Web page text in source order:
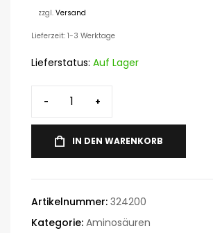
zzgl. Versand
Lieferzeit: 1-3 Werktage
Lieferstatus: Auf Lager
- +
IN DEN WARENKORB
Artikelnummer: 324200
Kategorie: Aminosäuren